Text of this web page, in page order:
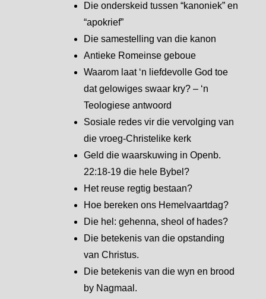
Die onderskeid tussen “kanoniek” en
“apokrief”
Die samestelling van die kanon
Antieke Romeinse geboue
Waarom laat ‘n liefdevolle God toe
dat gelowiges swaar kry? – ‘n
Teologiese antwoord
Sosiale redes vir die vervolging van
die vroeg-Christelike kerk
Geld die waarskuwing in Openb.
22:18-19 die hele Bybel?
Het reuse regtig bestaan?
Hoe bereken ons Hemelvaartdag?
Die hel: gehenna, sheol of hades?
Die betekenis van die opstanding
van Christus.
Die betekenis van die wyn en brood
by Nagmaal.